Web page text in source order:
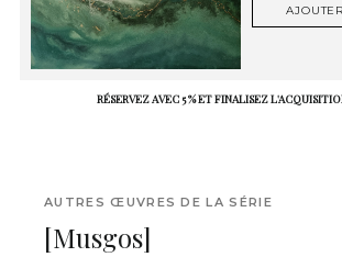
RÉSERVEZ AVEC 5 % ET FINALISEZ
AUTRES ŒUVRES DE LA SÉRIE
[Musgos]